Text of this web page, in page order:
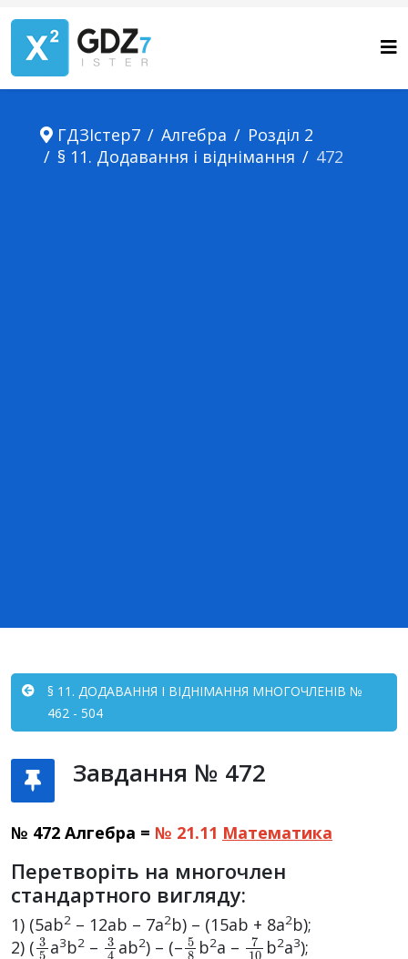
ГДЗІстер7 Алгебра
Розділ 2
§ 11. Додавання і віднімання
472
§ 11. ДОДАВАННЯ І ВІДНІМАННЯ МНОГОЧЛЕНІВ №
462 - 504
Завдання № 472
№ 472 Алгебра = № 21.11 Математика
Перетворіть на многочлен
стандартного вигляду:
1) (5ab2 – 12ab – 7a2b) – (15ab + 8a2b);
2) (35a3b2– 34ab2) – (–58b2a – 710
b2a3);